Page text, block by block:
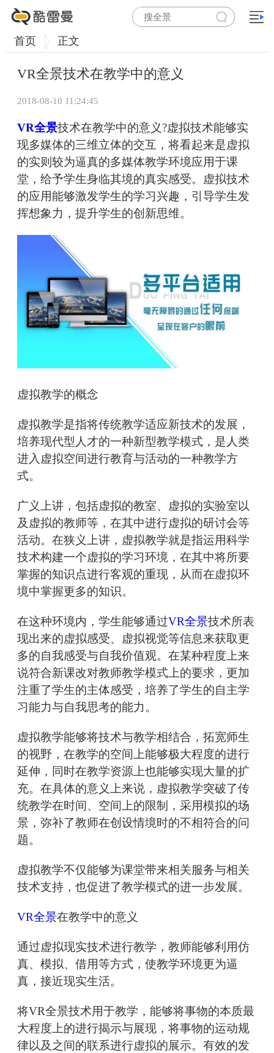
首页 正文
VR全景技术在教学中的意义
2018-08-10 11:24:45
VR全景技术在教学中的意义?虚拟技术能够实
现多媒体的三维立体的交互，将看起来是虚拟
的实则较为逼真的多媒体教学环境应用于课
堂，给予学生身临其境的真实感受。虚拟技术
的应用能够激发学生的学习兴趣，引导学生发
挥想象力，提升学生的创新思维。
虚拟教学的概念
虚拟教学是指将传统教学适应新技术的发展，
培养现代型人才的一种新型教学模式，是人类
进入虚拟空间进行教育与活动的一种教学方
式。
广义上讲，包括虚拟的教室、虚拟的实验室以
及虚拟的教师等，在其中进行虚拟的研讨会等
活动。在狭义上讲，虚拟教学就是指运用科学
技术构建一个虚拟的学习环境，在其中将所要
掌握的知识点进行客观的重现，从而在虚拟环
境中掌握更多的知识。
在这种环境内，学生能够通过VR全景技术所表
现出来的虚拟感受、虚拟视觉等信息来获取更
多的自我感受与自我价值观。在某种程度上来
说符合新课改对教师教学模式上的要求，更加
注重了学生的主体感受，培养了学生的自主学
习能力与自我思考的能力。
虚拟教学能够将技术与教学相结合，拓宽师生
的视野，在教学的空间上能够极大程度的进行
延伸，同时在教学资源上也能够实现大量的扩
充。在具体的意义上来说，虚拟教学突破了传
统教学在时间、空间上的限制，采用模拟的场
景，弥补了教师在创设情境时的不相符合的问
题。
虚拟教学不仅能够为课堂带来相关服务与相关
技术支持，也促进了教学模式的进一步发展。
VR全景在教学中的意义
通过虚拟现实技术进行教学，教师能够利用仿
真、模拟、借用等方式，使教学环境更为逼
真，接近现实生活。
将VR全景技术用于教学，能够将事物的本质最
大程度上的进行揭示与展现，将事物的运动规
律以及之间的联系进行虚拟的展示。有效的发